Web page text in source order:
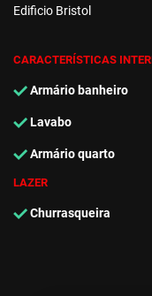
Edificio Bristol
CARACTERÍSTICAS
Armário banheiro
Lavabo
Armário quarto
LAZER
Churrasqueira